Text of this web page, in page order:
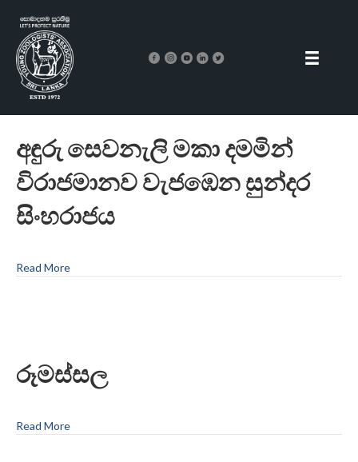
අඳුරු සෙවනැලි මකා දමමින්
විරාජමානව වැජඹෙන සුන්දර
සිංහරාජය
Read More
රූමස්සල
Read More